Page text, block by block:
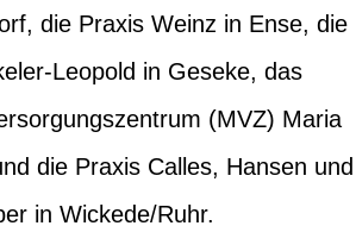
die Praxis Weinz in Ense, die
Leopold in Geseke, das
(MVZ) Maria
die Praxis Calles, Hansen und
in Wickede/Ruhr.